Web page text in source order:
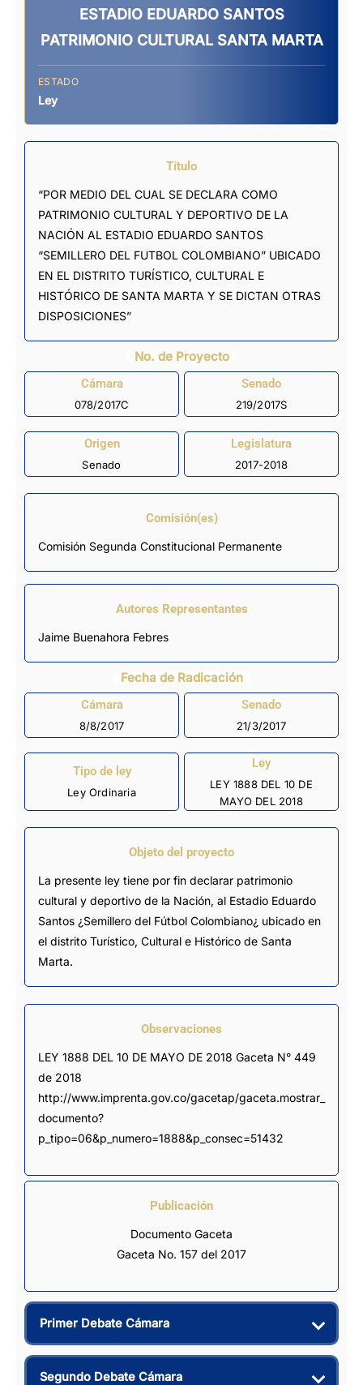
ESTADIO EDUARDO SANTOS
PATRIMONIO CULTURAL SANTA MARTA
ESTADO
Ley
Título
“POR MEDIO DEL CUAL SE DECLARA COMO
PATRIMONIO CULTURAL Y DEPORTIVO DE LA
NACIÓN AL ESTADIO EDUARDO SANTOS
“SEMILLERO DEL FUTBOL COLOMBIANO” UBICADO
EN EL DISTRITO TURÍSTICO, CULTURAL E
HISTÓRICO DE SANTA MARTA Y SE DICTAN OTRAS
DISPOSICIONES”
No. de Proyecto
Cámara
078/2017C
Senado
219/2017S
Origen
Senado
Legislatura
2017-2018
Comisión(es)
Comisión Segunda Constitucional Permanente
Autores Representantes
Jaime Buenahora Febres
Fecha de Radicación
Cámara
8/8/2017
Senado
21/3/2017
Tipo de ley
Ley Ordinaria
Ley
LEY 1888 DEL 10 DE
MAYO DEL 2018
Objeto del proyecto
La presente ley tiene por fin declarar patrimonio
cultural y deportivo de la Nación, al Estadio Eduardo
Santos ¿Semillero del Fútbol Colombiano¿ ubicado en
el distrito Turístico, Cultural e Histórico de Santa
Marta.
Observaciones
LEY 1888 DEL 10 DE MAYO DE 2018 Gaceta N° 449
de 2018
http://www.imprenta.gov.co/gacetap/gaceta.mostrar_
documento?
p_tipo=06&p_numero=1888&p_consec=51432
Publicación
Documento Gaceta
Gaceta No. 157 del 2017
Primer Debate Cámara
Segundo Debate Cámara